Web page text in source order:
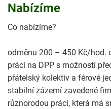
Nabízíme
Co nabízíme?
odměnu 200 – 450 Kč/hod.
práci na DPP s možností
přátelský kolektiv a férové
stabilní zázemí zavedené
různorodou práci, která má